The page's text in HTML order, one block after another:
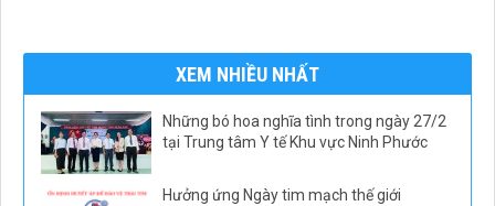
XEM NHIỀU NHẤT
Những bó hoa nghĩa tình trong ngày 27/2
tại Trung tâm Y tế Khu vực Ninh Phước
Hưởng ứng Ngày tim mạch thế giới